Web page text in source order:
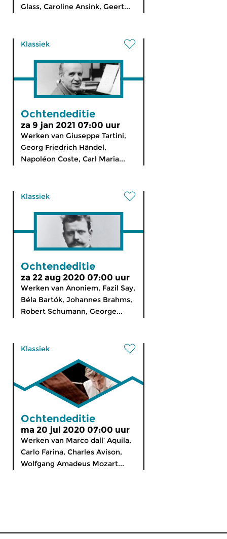
Glass, Caroline Ansink, Geert...
Klassiek
Ochtendeditie
za 9 jan 2021 07:00 uur
Werken van Giuseppe Tartini,
Georg Friedrich Händel,
Napoléon Coste, Carl Maria...
Klassiek
Ochtendeditie
za 22 aug 2020 07:00 uur
Werken van Anoniem, Fazil Say,
Béla Bartók, Johannes Brahms,
Robert Schumann, George...
Klassiek
Ochtendeditie
ma 20 jul 2020 07:00 uur
Werken van Marco dall’ Aquila,
Carlo Farina, Charles Avison,
Wolfgang Amadeus Mozart...